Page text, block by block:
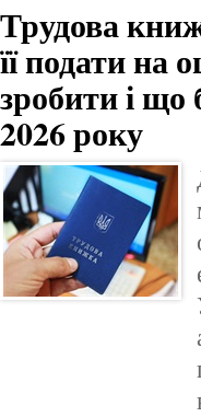
Трудова
її подати на
зробити і що
2026 року